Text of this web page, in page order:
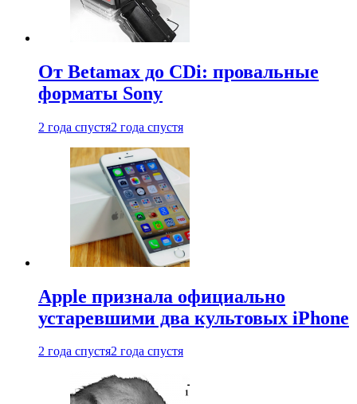
От Betamax до CDi: провальные
форматы Sony
2 года спустя2 года спустя
Apple признала официально
устаревшими два культовых iPhone
2 года спустя2 года спустя